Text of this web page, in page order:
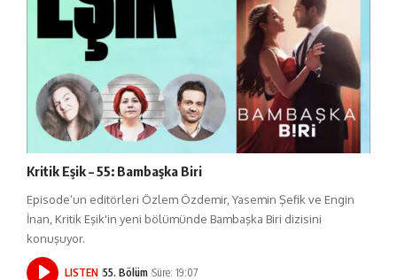
Kritik Eşik – 55: Bambaşka Biri
Episode’un editörleri Özlem Özdemir, Yasemin Şefik ve Engin
İnan, Kritik Eşik'in yeni bölümünde Bambaşka Biri dizisini
konuşuyor.
LISTEN 55. Bölüm Süre: 19:07